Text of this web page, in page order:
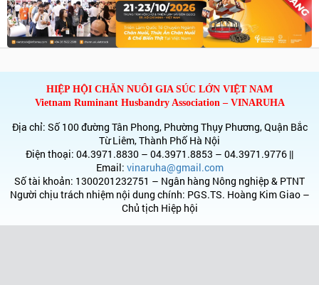
HIỆP HỘI CHĂN NUÔI GIA SÚC LỚN VIỆT NAM
Vietnam Ruminant Husbandry Association – VINARUHA
Địa chỉ: Số 100 đường Tân Phong, Phường Thụy Phương, Quận Bắc
Từ Liêm, Thành Phố Hà Nội
Điện thoại: 04.3971.8830 – 04.3971.8853 – 04.3971.9776 ||
Email: vinaruha@gmail.com
Số tài khoản: 1300201232751 – Ngân hàng Nông nghiệp & PTNT
Người chịu trách nhiệm nội dung chính: PGS.TS. Hoàng Kim Giao –
Chủ tịch Hiệp hội